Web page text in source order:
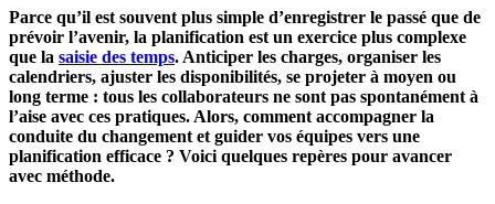
Parce qu’il est souvent plus simple d’enregistrer le passé que de
prévoir l’avenir, la planification est un exercice plus complexe
que la saisie des temps. Anticiper les charges, organiser les
calendriers, ajuster les disponibilités, se projeter à moyen ou
long terme : tous les collaborateurs ne sont pas spontanément à
l’aise avec ces pratiques. Alors, comment accompagner la
conduite du changement et guider vos équipes vers une
planification efficace ? Voici quelques repères pour avancer
avec méthode.